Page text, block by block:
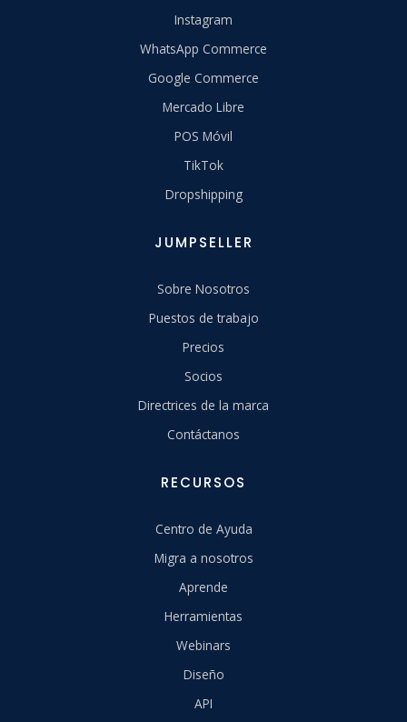
Instagram
WhatsApp Commerce
Google Commerce
Mercado Libre
POS Móvil
TikTok
Dropshipping
JUMPSELLER
Sobre Nosotros
Puestos de trabajo
Precios
Socios
Directrices de la marca
Contáctanos
RECURSOS
Centro de Ayuda
Migra a nosotros
Aprende
Herramientas
Webinars
Diseño
API